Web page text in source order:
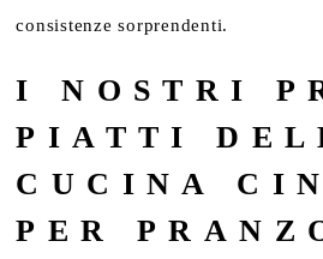
consistenze sorprendenti.
I NOSTRI
PIATTI
CUCINA
PER